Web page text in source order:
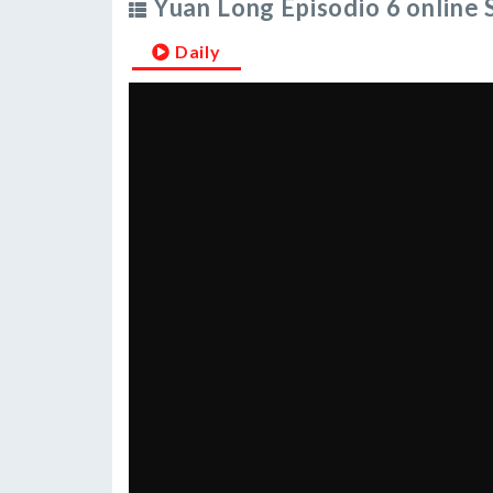
Yuan Long Episodio 6 online
Daily